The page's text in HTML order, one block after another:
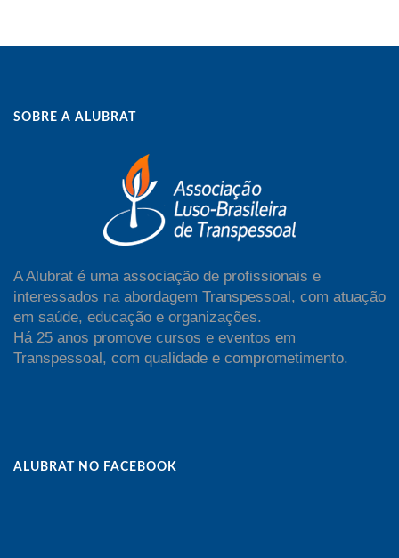
SOBRE A ALUBRAT
A Alubrat é uma associação de profissionais e
interessados na abordagem Transpessoal, com atuação
em saúde, educação e organizações.
Há 25 anos promove cursos e eventos em
Transpessoal, com qualidade e comprometimento.
ALUBRAT NO FACEBOOK